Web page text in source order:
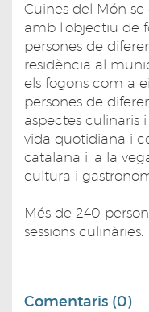
Cuines del Món
amb l’objectiu de
persones de
residència al
els fogons com a
persones de
aspectes culinaris
vida quotidiana i
catalana i, a la
cultura i
Més de 240
sessions culinàries.
Comentaris (0)